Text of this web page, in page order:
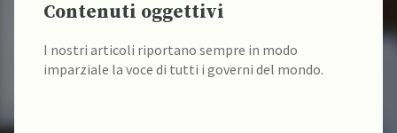
Contenuti oggettivi
I nostri articoli riportano sempre in modo
imparziale la voce di tutti i governi del mondo.